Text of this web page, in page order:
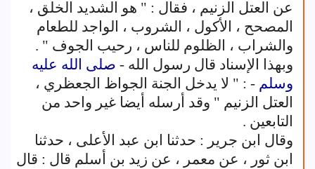
عن العتل الزنيم ، فقال : " هو الشديد الخلق ،
المصحح ، الأكول ، الشروب ، الواجد للطعام
والشراب ، الظلوم للناس ، رحيب الجوف " .
وبهذا الإسناد قال رسول الله - صلى الله عليه
وسلم - : " لا يدخل الجنة الجواظ الجعظري ،
العتل الزنيم " وقد أرسله أيضا غير واحد من
التابعين .
وقال ابن جرير : حدثنا ابن عبد الأعلى ، حدثنا
ابن ثور ، عن معمر ، عن زيد بن أسلم قال : قال